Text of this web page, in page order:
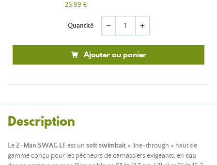
25,99 €
Quantité remove add
Ajouter au panier
Description
LeZ-Man SWAG LTest un soft swimbait « line-through » haut de
gamme conçu pour les pêcheurs de carnassiers exigeants, en eau